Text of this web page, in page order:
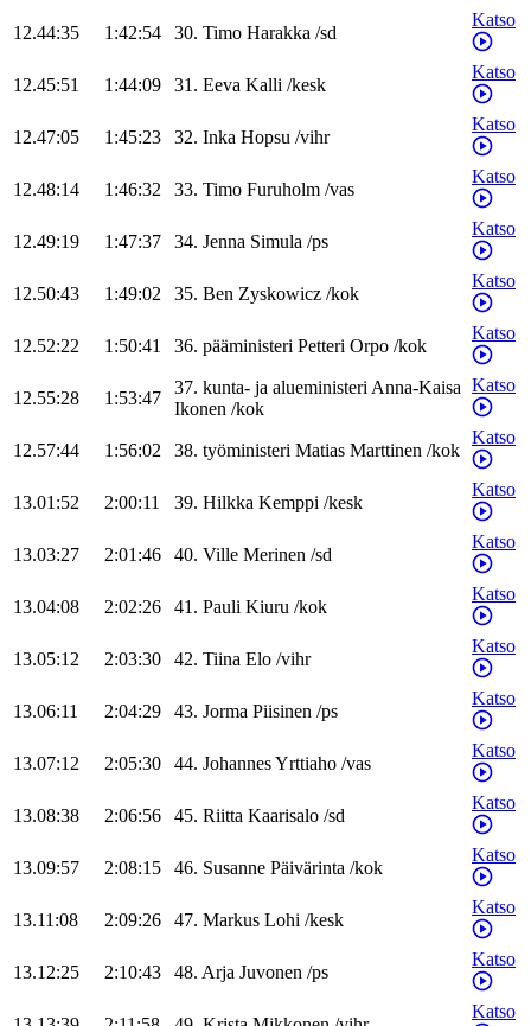
12.44:35 1:42:54 30. Timo Harakka /sd
Katso
12.45:51 1:44:09 31. Eeva Kalli /kesk
Katso
12.47:05 1:45:23 32. Inka Hopsu /vihr
Katso
12.48:14 1:46:32 33. Timo Furuholm /vas
Katso
12.49:19 1:47:37 34. Jenna Simula /ps
Katso
12.50:43 1:49:02 35. Ben Zyskowicz /kok
Katso
12.52:22 1:50:41 36. pääministeri Petteri Orpo /kok
Katso
12.55:28 1:53:47
37. kunta- ja alueministeriAnna-Kaisa
Ikonen /kok
Katso
12.57:44 1:56:02 38. työministeri Matias Marttinen /kok
Katso
13.01:52 2:00:11 39. Hilkka Kemppi /kesk
Katso
13.03:27 2:01:46 40. Ville Merinen /sd
Katso
13.04:08 2:02:26 41. Pauli Kiuru /kok
Katso
13.05:12 2:03:30 42. Tiina Elo /vihr
Katso
13.06:11 2:04:29 43. Jorma Piisinen /ps
Katso
13.07:12 2:05:30 44. JohannesYrttiaho /vas
Katso
13.08:38 2:06:56 45. Riitta Kaarisalo /sd
Katso
13.09:57 2:08:15 46. Susanne Päivärinta /kok
Katso
13.11:08 2:09:26 47. Markus Lohi /kesk
Katso
13.12:25 2:10:43 48. Arja Juvonen /ps
Katso
Katso